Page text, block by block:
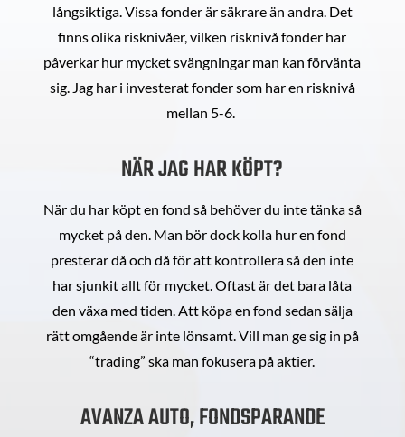
långsiktiga. Vissa fonder är säkrare än andra. Det
finns olika risknivåer, vilken risknivå fonder har
påverkar hur mycket svängningar man kan förvänta
sig. Jag har i investerat fonder som har en risknivå
mellan 5-6.
NÄR JAG HAR KÖPT?
När du har köpt en fond så behöver du inte tänka så
mycket på den. Man bör dock kolla hur en fond
presterar då och då för att kontrollera så den inte
har sjunkit allt för mycket. Oftast är det bara låta
den växa med tiden. Att köpa en fond sedan sälja
rätt omgående är inte lönsamt. Vill man ge sig in på
“trading” ska man fokusera på aktier.
AVANZA AUTO, FONDSPARANDE